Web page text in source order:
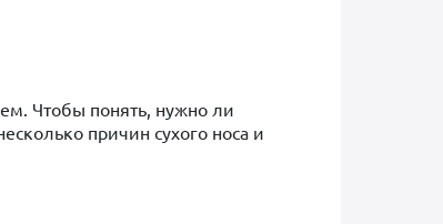
Чтобы понять, нужно ли
причин сухого носа и